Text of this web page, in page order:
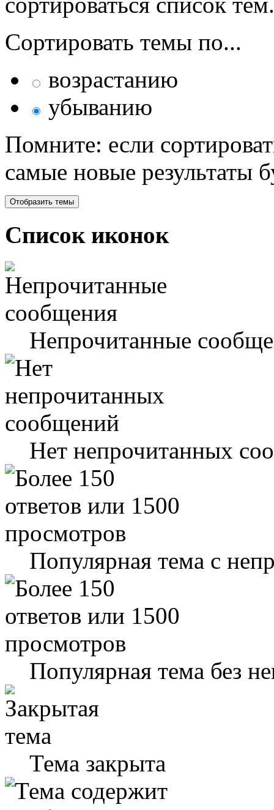
Сортировать темы по...
возрастанию
убыванию
Помните: если
самые новые результаты
Список иконок
Непрочитанные
Нет непрочитанных
Популярная тема с
Популярная тема без
Тема закрыта